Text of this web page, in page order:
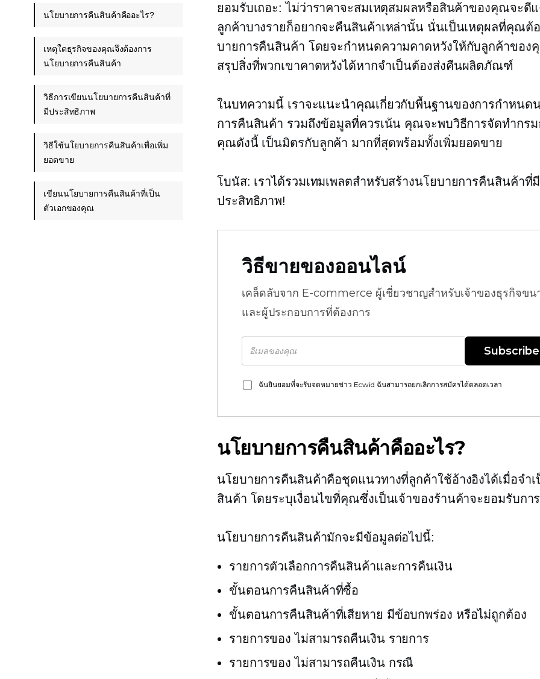
ยอมรับเถอะ: ไม่ว่าราคาจะสมเหตุสมผลหรือสินค้าของคุณจะดี
ลูกค้าบางรายก็อยากจะคืนสินค้าเหล่านั้น นั่นเป็นเหตุผลที่คุณต้
บายการคืนสินค้า โดยจะกำหนดความคาดหวังให้กับลูกค้าของ
สรุปสิ่งที่พวกเขาคาดหวังได้หากจำเป็นต้องส่งคืนผลิตภัณฑ์
ในบทความนี้ เราจะแนะนำคุณเกี่ยวกับพื้นฐานของการกำหนด
การคืนสินค้า รวมถึงข้อมูลที่ควรเน้น คุณจะพบวิธีการจัดทำกรม
คุณดังนี้ เป็นมิตรกับลูกค้า มากที่สุดพร้อมทั้งเพิ่มยอดขาย
โบนัส: เราได้รวมเทมเพลตสำหรับสร้างนโยบายการคืนสินค้าที่มี
ประสิทธิภาพ!
วิธีขายของออนไลน์
เคล็ดลับจาก E-commerce ผู้เชี่ยวชาญสำหรับเจ้าของธุรกิจขน
และผู้ประกอบการที่ต้องการ
Subscribe
ฉันยินยอมที่จะรับจดหมายข่าว Ecwid ฉันสามารถยกเลิกการสมัครได้ตลอดเวลา
นโยบายการคืนสินค้าคืออะไร?
นโยบายการคืนสินค้าคือชุดแนวทางที่ลูกค้าใช้อ้างอิงได้เมื่อจำ
สินค้า โดยระบุเงื่อนไขที่คุณซึ่งเป็นเจ้าของร้านค้าจะยอมรับกา
นโยบายการคืนสินค้ามักจะมีข้อมูลต่อไปนี้:
รายการตัวเลือกการคืนสินค้าและการคืนเงิน
ขั้นตอนการคืนสินค้าที่ซื้อ
ขั้นตอนการคืนสินค้าที่เสียหาย มีข้อบกพร่อง หรือไม่ถูกต้อง
รายการของไม่สามารถคืนเงินรายการ
รายการของไม่สามารถคืนเงินกรณี
นโยบายการคืนสินค้าคืออะไร?
เหตุใดธุรกิจของคุณจึงต้องการ
นโยบายการคืนสินค้า
วิธีการเขียนนโยบายการคืนสินค้าที่
มีประสิทธิภาพ
วิธีใช้นโยบายการคืนสินค้าเพื่อเพิ่ม
ยอดขาย
เขียนนโยบายการคืนสินค้าที่เป็น
ตัวเอกของคุณ